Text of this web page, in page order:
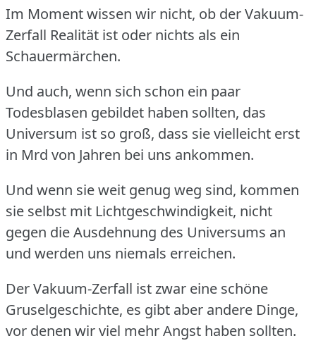
Im Moment wissen wir nicht, ob der Vakuum-
Zerfall Realität ist oder nichts als ein
Schauermärchen.
Und auch, wenn sich schon ein paar
Todesblasen gebildet haben sollten, das
Universum ist so groß, dass sie vielleicht erst
in Mrd von Jahren bei uns ankommen.
Und wenn sie weit genug weg sind, kommen
sie selbst mit Lichtgeschwindigkeit, nicht
gegen die Ausdehnung des Universums an
und werden uns niemals erreichen.
Der Vakuum-Zerfall ist zwar eine schöne
Gruselgeschichte, es gibt aber andere Dinge,
vor denen wir viel mehr Angst haben sollten.